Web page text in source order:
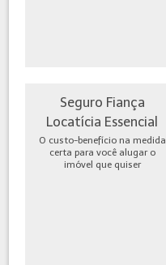
Seguro Fiança
Locatícia Essencial
O custo-benefício na medida
certa para você alugar o
imóvel que quiser